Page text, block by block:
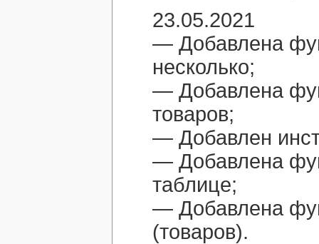
23.05.2021
— Добавлена
несколько;
— Добавлена
товаров;
— Добавлен
— Добавлена
таблице;
— Добавлена
(товаров).